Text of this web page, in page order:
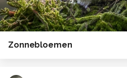
Zonnebloemen